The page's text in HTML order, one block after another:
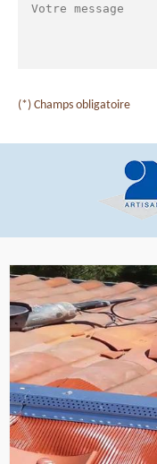
(*) Champs obligatoire